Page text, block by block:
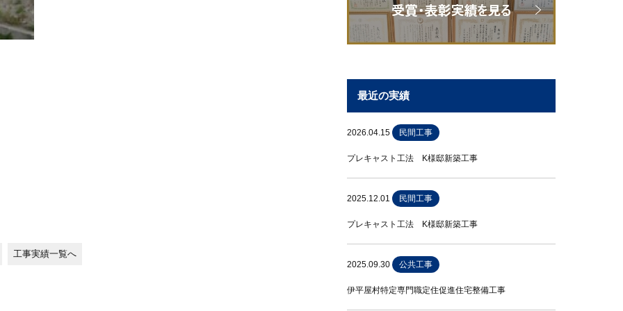
工事実績一覧へ
最近の実績
2026.04.15 民間工事
プレキャスト工法 K様邸新築工事
2025.12.01 民間工事
プレキャスト工法 K様邸新築工事
2025.09.30 公共工事
伊平屋村特定専門職定住促進住宅整備工事